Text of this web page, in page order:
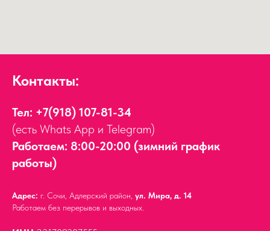
Контакты:
Тел: +7(918) 107-81-34
(есть Whats App и Telegram)
Работаем: 8:00-20:00 (зимний график
работы)
Адрес: г. Сочи, Адлерский район, ул. Мира, д. 14
Работаем без перерывов и выходных.